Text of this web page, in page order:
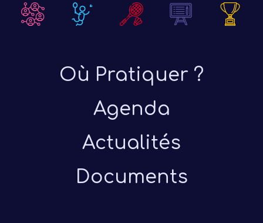
Où Pratiquer ?
Agenda
Actualités
Documents